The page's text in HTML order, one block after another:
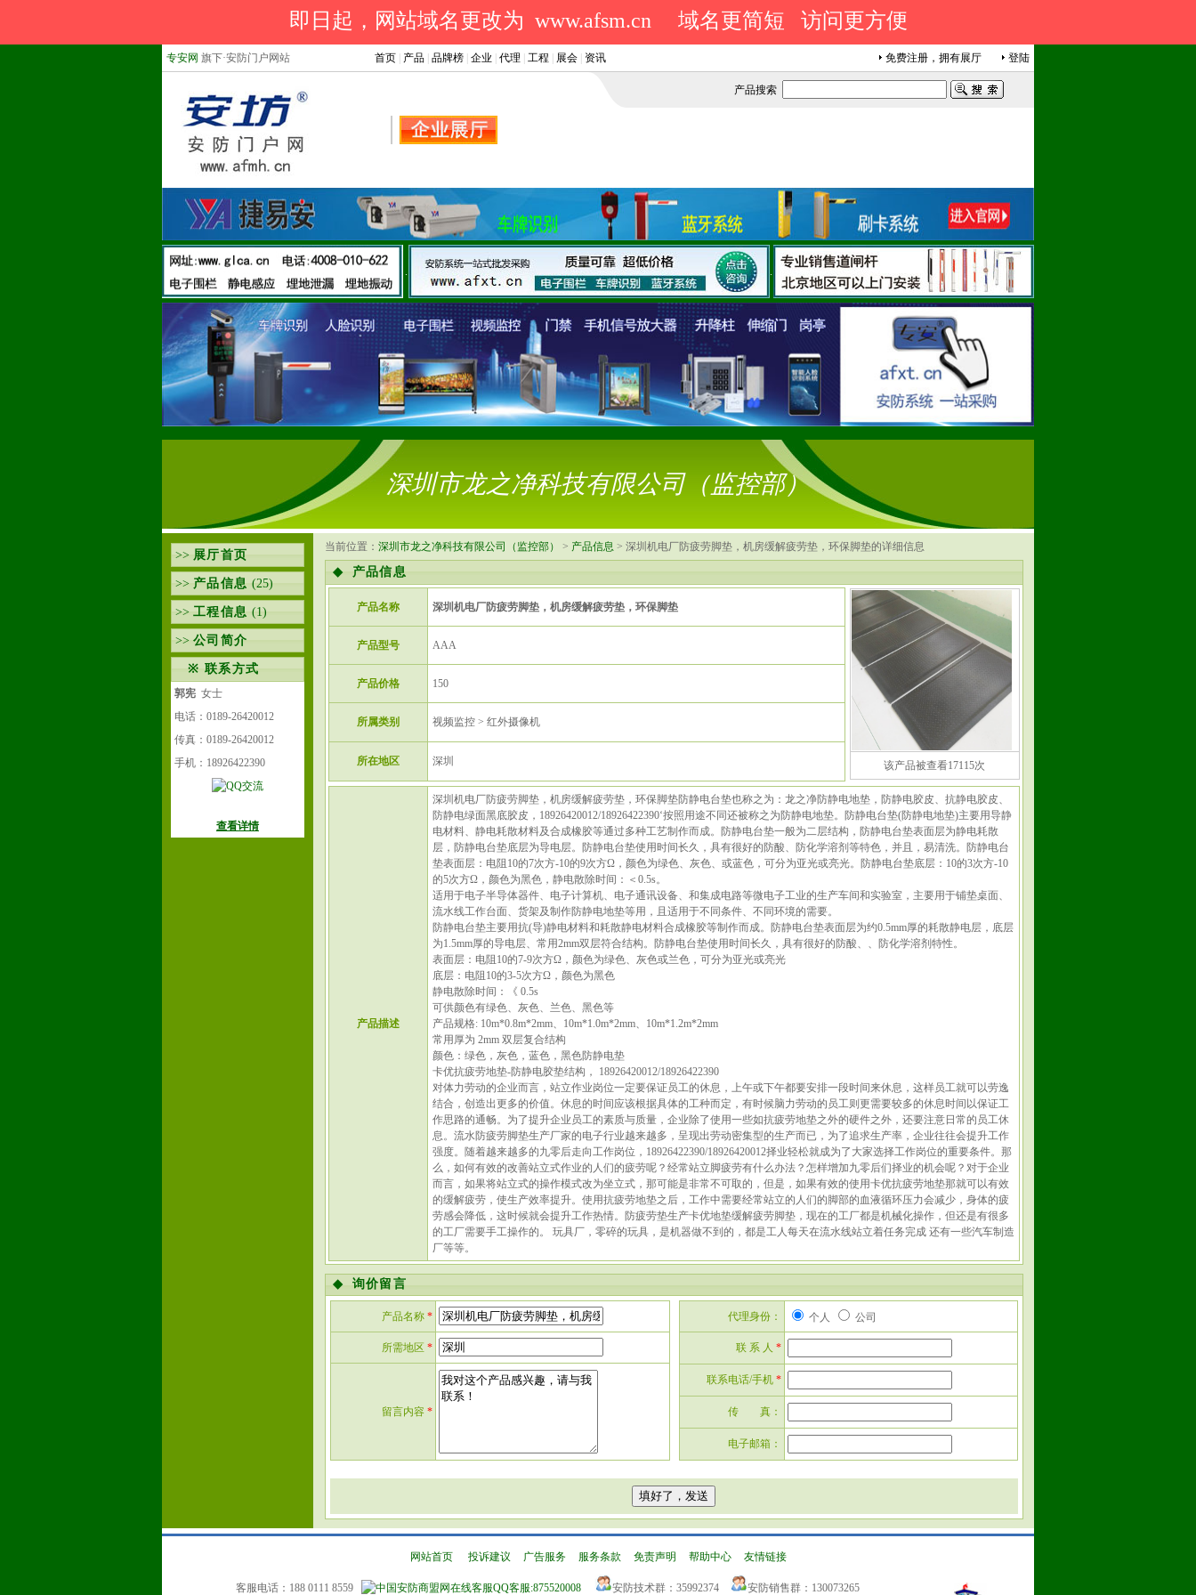
即日起，网站域名更改为 www.afsm.cn 域名更简短 访问更方便
专安网 旗下·安防门户网站 首页 产品 品牌榜 企业 代理 工程 展会 资讯 免费注册，拥有展厅 登陆
产品搜索
. .
深圳市龙之净科技有限公司（监控部）
>> 展厅首页
>> 产品信息 (25)
>> 工程信息 (1)
>> 公司简介
※ 联系方式
郭宪 女士
电话：0189-26420012
传真：0189-26420012
手机：18926422390
查看详情
当前位置： 深圳市龙之净科技有限公司（监控部） > 产品信息 > 深圳机电厂防疲劳脚垫，机房缓解疲劳垫，环保脚垫的详细信息
◆ 产品信息
产品名称 深圳机电厂防疲劳脚垫，机房缓解疲劳垫，环保脚垫
产品型号 AAA
产品价格 150
所属类别 视频监控 > 红外摄像机
所在地区 深圳 该产品被查看17115次
产品描述
深圳机电厂防疲劳脚垫，机房缓解疲劳垫，环保脚垫防静电台垫也称之为：龙之净防静电地垫，防静电胶皮、抗静电胶皮、
防静电绿面黑底胶皮，18926420012/18926422390‘按照用途不同还被称之为防静电地垫。防静电台垫(防静电地垫)主要用导静
电材料、静电耗散材料及合成橡胶等通过多种工艺制作而成。防静电台垫一般为二层结构，防静电台垫表面层为静电耗散
层，防静电台垫底层为导电层。防静电台垫使用时间长久，具有很好的防酸、防化学溶剂等特色，并且，易清洗。防静电台
垫表面层：电阻10的7次方-10的9次方Ω，颜色为绿色、灰色、或蓝色，可分为亚光或亮光。防静电台垫底层：10的3次方-10
的5次方Ω，颜色为黑色，静电散除时间：＜0.5s。
适用于电子半导体器件、电子计算机、电子通讯设备、和集成电路等微电子工业的生产车间和实验室，主要用于铺垫桌面、
流水线工作台面、货架及制作防静电地垫等用，且适用于不同条件、不同环境的需要。
防静电台垫主要用抗(导)静电材料和耗散静电材料合成橡胶等制作而成。防静电台垫表面层为约0.5mm厚的耗散静电层，底层
为1.5mm厚的导电层、常用2mm双层符合结构。防静电台垫使用时间长久，具有很好的防酸、、防化学溶剂特性。
表面层：电阻10的7-9次方Ω，颜色为绿色、灰色或兰色，可分为亚光或亮光
底层：电阻10的3-5次方Ω，颜色为黑色
静电散除时间：《 0.5s
可供颜色有绿色、灰色、兰色、黑色等
产品规格: 10m*0.8m*2mm、10m*1.0m*2mm、10m*1.2m*2mm
常用厚为 2mm 双层复合结构
颜色：绿色，灰色，蓝色，黑色防静电垫
卡优抗疲劳地垫-防静电胶垫结构， 18926420012/18926422390
对体力劳动的企业而言，站立作业岗位一定要保证员工的休息，上午或下午都要安排一段时间来休息，这样员工就可以劳逸
结合，创造出更多的价值。休息的时间应该根据具体的工种而定，有时候脑力劳动的员工则更需要较多的休息时间以保证工
作思路的通畅。为了提升企业员工的素质与质量，企业除了使用一些如抗疲劳地垫之外的硬件之外，还要注意日常的员工休
息。流水防疲劳脚垫生产厂家的电子行业越来越多，呈现出劳动密集型的生产而已，为了追求生产率，企业往往会提升工作
强度。随着越来越多的九零后走向工作岗位，18926422390/18926420012择业轻松就成为了大家选择工作岗位的重要条件。那
么，如何有效的改善站立式作业的人们的疲劳呢？经常站立脚疲劳有什么办法？怎样增加九零后们择业的机会呢？对于企业
而言，如果将站立式的操作模式改为坐立式，那可能是非常不可取的，但是，如果有效的使用卡优抗疲劳地垫那就可以有效
的缓解疲劳，使生产效率提升。使用抗疲劳地垫之后，工作中需要经常站立的人们的脚部的血液循环压力会减少，身体的疲
劳感会降低，这时候就会提升工作热情。防疲劳垫生产卡优地垫缓解疲劳脚垫，现在的工厂都是机械化操作，但还是有很多
的工厂需要手工操作的。 玩具厂，零碎的玩具，是机器做不到的，都是工人每天在流水线站立着任务完成 还有一些汽车制造
厂等等。
◆ 询价留言
产品名称*
所需地区 *
留言内容 *
代理身份： 个人 公司
联 系 人 *
联系电话/手机 *
传 真：
电子邮箱：
网站首页| 投诉建议 广告服务| 服务条款 免责声明 帮助中心| 友情链接
客服电话：188 0111 8559 QQ客服:875520008 安防技术群：35992374 安防销售群：130073265